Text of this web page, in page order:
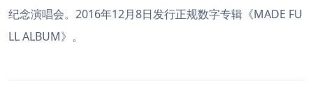
纪念演唱会。2016年12月8日发行正规数字专辑《MADE FU
LL ALBUM》。